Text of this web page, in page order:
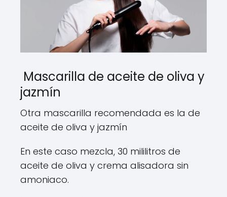
Mascarilla de aceite de oliva y
jazmín
Otra mascarilla recomendada es la de
aceite de oliva y jazmín
En este caso mezcla, 30 mililitros de
aceite de oliva y crema alisadora sin
amoniaco.